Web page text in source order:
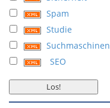
Spam
Studie
Suchmaschinen
SEO